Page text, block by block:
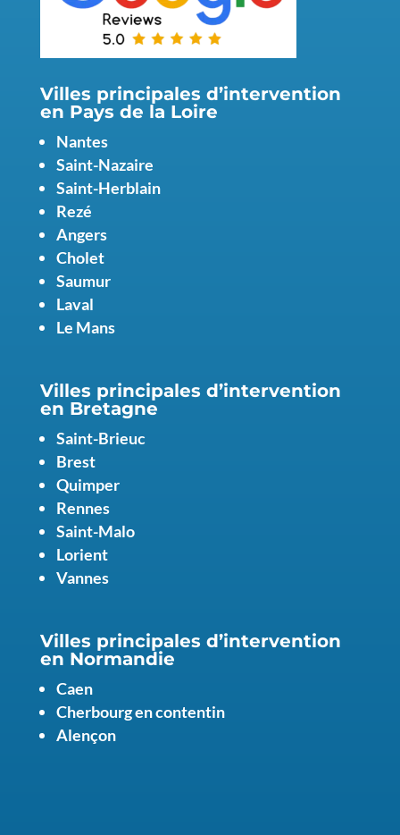
Villes principales d’intervention
en Pays de la Loire
Nantes
Saint-Nazaire
Saint-Herblain
Rezé
Angers
Cholet
Saumur
Laval
Le Mans
Villes principales d’intervention
en Bretagne
Saint-Brieuc
Brest
Quimper
Rennes
Saint-Malo
Lorient
Vannes
Villes principales d’intervention
en Normandie
Caen
Cherbourg en contentin
Alençon